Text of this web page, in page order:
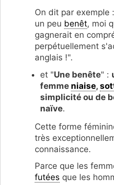
On dit par exemple
un peu benêt, moi
gagnerait en
perpétuellement
anglais !".
et "Une benête" :
femme niaise,
simplicité ou de
naïve.
Cette forme
très
connaissance.
Parce que les
futées que les